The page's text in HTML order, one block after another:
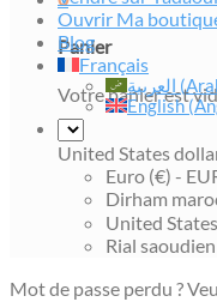
Panier
Votre panier est
Ouvrir Ma
Blog
Français
العربية (
English(
United States
Euro (€) -
United
Mot de passe perdu ?